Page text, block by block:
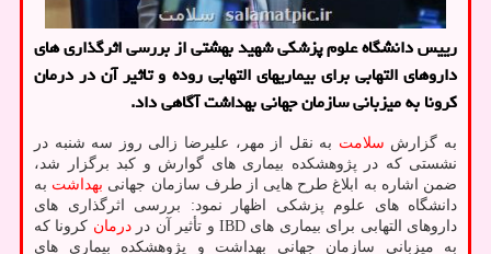
رییس دانشگاه علوم پزشکی شهید بهشتی از بررسی اثرگذاری های
داروهای التهابی برای بیماریهای التهابی روده و تاثیر آن در درمان
کرونا به میزبانی سازمان جهانی بهداشت آگاهی داد.
به گزارش سلامت به نقل از مهر، علیرضا زالی روز سه شنبه در
نشستی که در پژوهشکده بیماری های گوارش و کبد برگزار شد،
ضمن اشاره به ابلاغ طرح هایی از طرف سازمان جهانی بهداشت به
دانشگاه های علوم پزشکی اظهار نمود: بررسی اثرگذاری های
داروهای التهابی برای بیماری های IBD و تأثیر آن در
درمان کرونا که
به میزبانی سازمان جهانی بهداشت و پژوهشکده بیماری های